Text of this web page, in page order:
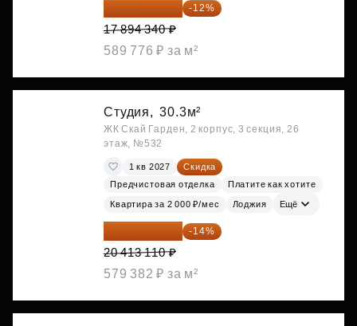
15 747 019 ₽ -12%
17 894 340 ₽
589 776 ₽ за м²
Студия, 30.3м²
ЖК Скай Гарден, 2 корпус, 3 секция, 26
этаж, №532
1 кв 2027
Скидка
Предчистовая отделка
Платите как хотите
Квартира за 2 000 ₽/мес Лоджия Ещё
17 555 275 ₽ -14%
20 413 110 ₽
579 382 ₽ за м²